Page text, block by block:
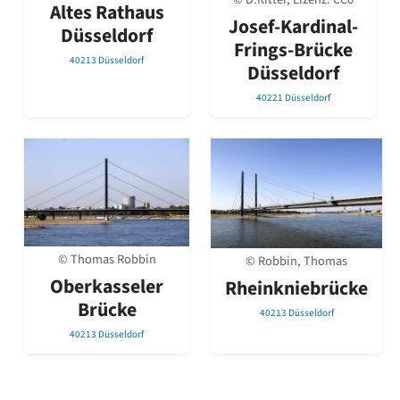
David Chipperfield
Harald Deilmann
Gottfried Böhm
Schneider von Esleben
Auszeichnung vorbildlicher Bauten NRW 2020
Gesamtübersicht...
Gegenwart
Postmoderne
1950er-70er Jahre
Moderne
Reformarchitektur
Jugendstil
Historismus
Klassizismus
Altes Rathaus
Düsseldorf
40213 Düsseldorf
Josef-Kardinal-
Frings-Brücke
Düsseldorf
40221 Düsseldorf
© Thomas Robbin
Oberkasseler
Brücke
40213 Düsseldorf
© Robbin, Thomas
Rheinkniebrücke
40213 Düsseldorf